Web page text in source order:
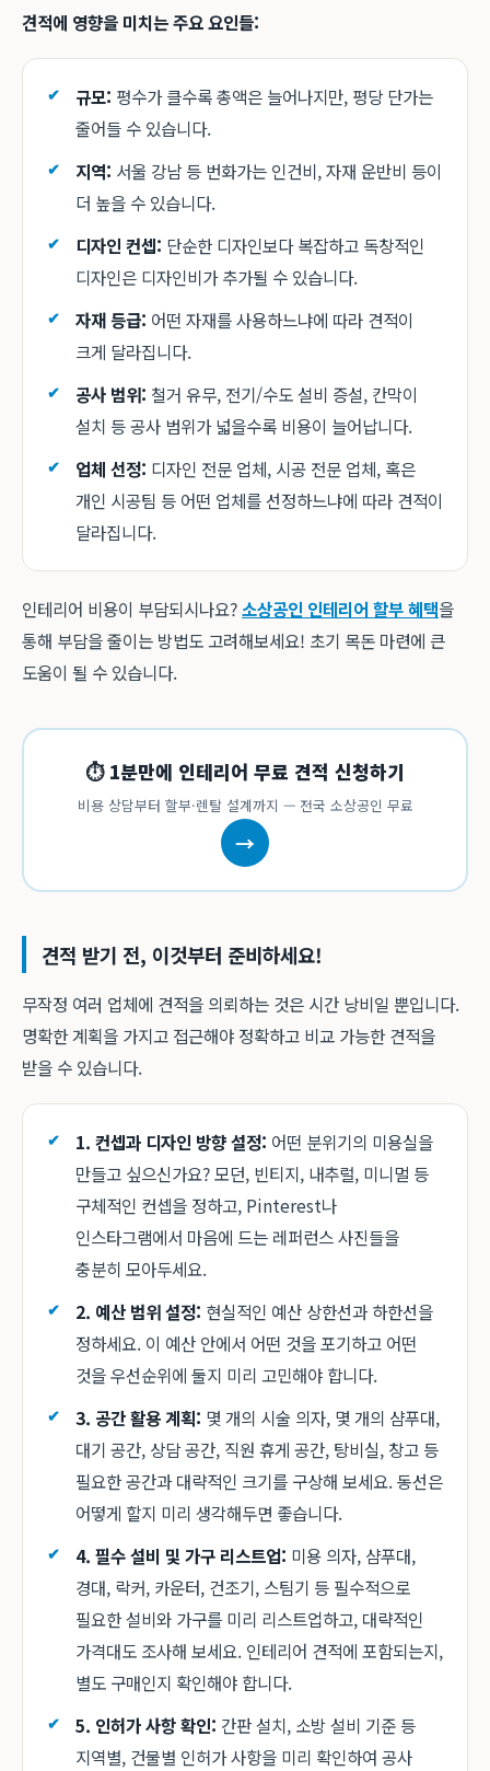
견적에 영향을 미치는 주요 요인들:
규모: 평수가 클수록 총액은 늘어나지만, 평당 단가는
줄어들 수 있습니다.
지역: 서울 강남 등 번화가는 인건비, 자재 운반비 등이
더 높을 수 있습니다.
디자인 컨셉: 단순한 디자인보다 복잡하고 독창적인
디자인은 디자인비가 추가될 수 있습니다.
자재 등급: 어떤 자재를 사용하느냐에 따라 견적이
크게 달라집니다.
공사 범위: 철거 유무, 전기/수도 설비 증설, 칸막이
설치 등 공사 범위가 넓을수록 비용이 늘어납니다.
업체 선정: 디자인 전문 업체, 시공 전문 업체, 혹은
개인 시공팀 등 어떤 업체를 선정하느냐에 따라 견적이
달라집니다.
인테리어 비용이 부담되시나요?소상공인 인테리어 할부 혜택을
통해 부담을 줄이는 방법도 고려해보세요! 초기 목돈 마련에 큰
도움이 될 수 있습니다.
⏱ 1분만에 인테리어 무료 견적 신청하기
비용 상담부터 할부·렌탈 설계까지 — 전국 소상공인 무료
→
견적 받기 전, 이것부터 준비하세요!
무작정 여러 업체에 견적을 의뢰하는 것은 시간 낭비일 뿐입니다.
명확한 계획을 가지고 접근해야 정확하고 비교 가능한 견적을
받을 수 있습니다.
1. 컨셉과 디자인 방향 설정: 어떤 분위기의 미용실을
만들고 싶으신가요? 모던, 빈티지, 내추럴, 미니멀 등
구체적인 컨셉을 정하고, Pinterest나
인스타그램에서 마음에 드는 레퍼런스 사진들을
충분히 모아두세요.
2. 예산 범위 설정: 현실적인 예산 상한선과 하한선을
정하세요. 이 예산 안에서 어떤 것을 포기하고 어떤
것을 우선순위에 둘지 미리 고민해야 합니다.
3. 공간 활용 계획: 몇 개의 시술 의자, 몇 개의 샴푸대,
대기 공간, 상담 공간, 직원 휴게 공간, 탕비실, 창고 등
필요한 공간과 대략적인 크기를 구상해 보세요. 동선은
어떻게 할지 미리 생각해두면 좋습니다.
4. 필수 설비 및 가구 리스트업: 미용 의자, 샴푸대,
경대, 락커, 카운터, 건조기, 스팀기 등 필수적으로
필요한 설비와 가구를 미리 리스트업하고, 대략적인
가격대도 조사해 보세요. 인테리어 견적에 포함되는지,
별도 구매인지 확인해야 합니다.
5. 인허가 사항 확인: 간판 설치, 소방 설비 기준 등
지역별, 건물별 인허가 사항을 미리 확인하여 공사